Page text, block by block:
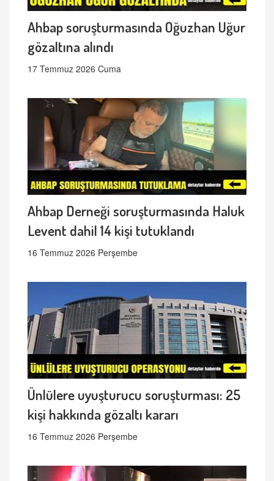
Ahbap soruşturmasında Oğuzhan Uğur
gözaltına alındı
17 Temmuz 2026 Cuma
Ahbap Derneği soruşturmasında Haluk
Levent dahil 14 kişi tutuklandı
16 Temmuz 2026 Perşembe
Ünlülere uyuşturucu soruşturması: 25
kişi hakkında gözaltı kararı
16 Temmuz 2026 Perşembe